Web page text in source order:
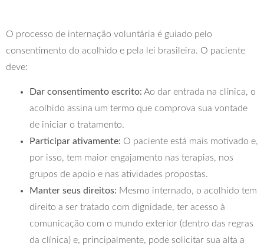
O processo de internação voluntária é guiado pelo
consentimento do acolhido e pela lei brasileira. O paciente
deve:
Dar consentimento escrito: Ao dar entrada na clínica, o
acolhido assina um termo que comprova sua vontade
de iniciar o tratamento.
Participar ativamente: O paciente está mais motivado e,
por isso, tem maior engajamento nas terapias, nos
grupos de apoio e nas atividades propostas.
Manter seus direitos: Mesmo internado, o acolhido tem
direito a ser tratado com dignidade, ter acesso à
comunicação com o mundo exterior (dentro das regras
da clínica) e, principalmente, pode solicitar sua alta a